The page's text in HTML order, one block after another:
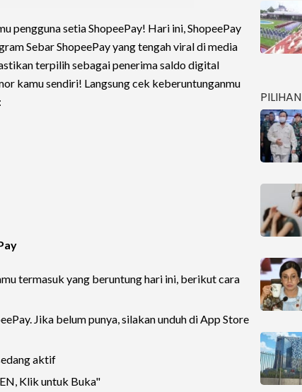
pengguna setia ShopeePay! Hari ini, ShopeePay
Sebar ShopeePay yang tengah viral di media
terpilih sebagai penerima saldo digital
kamu sendiri! Langsung cek keberuntunganmu
termasuk yang beruntung hari ini, berikut cara
Jika belum punya, silakan unduh di App Store
aktif
Klik untuk Buka"
PILIHAN